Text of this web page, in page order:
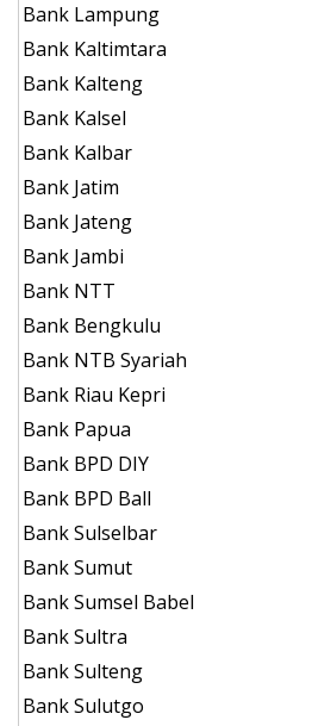
Bank Lampung
Bank Kaltimtara
Bank Kalteng
Bank Kalsel
Bank Kalbar
Bank Jatim
Bank Jateng
Bank Jambi
Bank NTT
Bank Bengkulu
Bank NTB Syariah
Bank Riau Kepri
Bank Papua
Bank BPD DIY
Bank BPD Ball
Bank Sulselbar
Bank Sumut
Bank Sumsel Babel
Bank Sultra
Bank Sulteng
Bank Sulutgo